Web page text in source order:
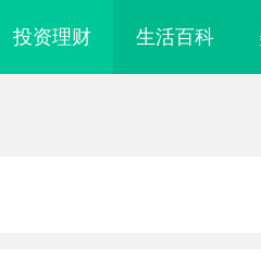
投资理财 生活百科